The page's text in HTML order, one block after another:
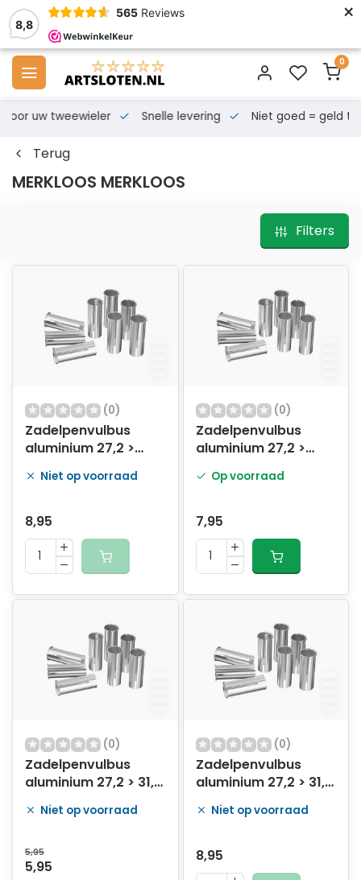
8,8
565 Reviews ×
0
voor uw tweewieler Snelle levering Niet goed = geld
Terug
MERKLOOS MERKLOOS
Filters
(0)
Zadelpenvulbus
aluminium 27,2 >
30,8 mm
Niet op voorraad
8,95
(0)
Zadelpenvulbus
aluminium 27,2 >
Op voorraad
7,95
(0)
Zadelpenvulbus
aluminium 27,2 > 31,0
mm
Niet op voorraad
5,95
5,95
(0)
Zadelpenvulbus
aluminium 27,2 > 31,2
mm
Niet op voorraad
8,95